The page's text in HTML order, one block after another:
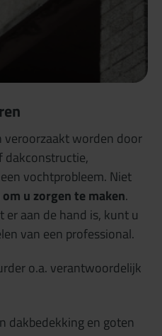
veroorzaakt worden door
dakconstructie,
vochtprobleem. Niet
u zorgen te maken.
er aan de hand is, kunt u
van een professional.
o.a. verantwoordelijk
dakbedekking en goten